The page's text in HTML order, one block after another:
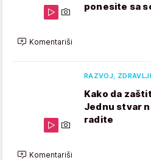
ponesite sa
Komentariši
RAZVOJ,
Kako da
Jednu stvar
radite
Komentariši